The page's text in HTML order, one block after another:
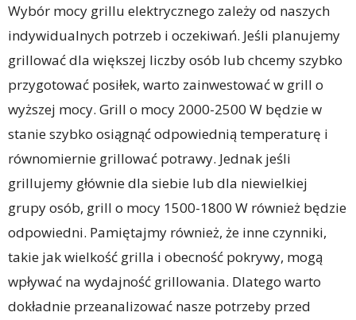
Wybór mocy grillu elektrycznego zależy od naszych
indywidualnych potrzeb i oczekiwań. Jeśli planujemy
grillować dla większej liczby osób lub chcemy szybko
przygotować posiłek, warto zainwestować w grill o
wyższej mocy. Grill o mocy 2000-2500 W będzie w
stanie szybko osiągnąć odpowiednią temperaturę i
równomiernie grillować potrawy. Jednak jeśli
grillujemy głównie dla siebie lub dla niewielkiej
grupy osób, grill o mocy 1500-1800 W również będzie
odpowiedni. Pamiętajmy również, że inne czynniki,
takie jak wielkość grilla i obecność pokrywy, mogą
wpływać na wydajność grillowania. Dlatego warto
dokładnie przeanalizować nasze potrzeby przed